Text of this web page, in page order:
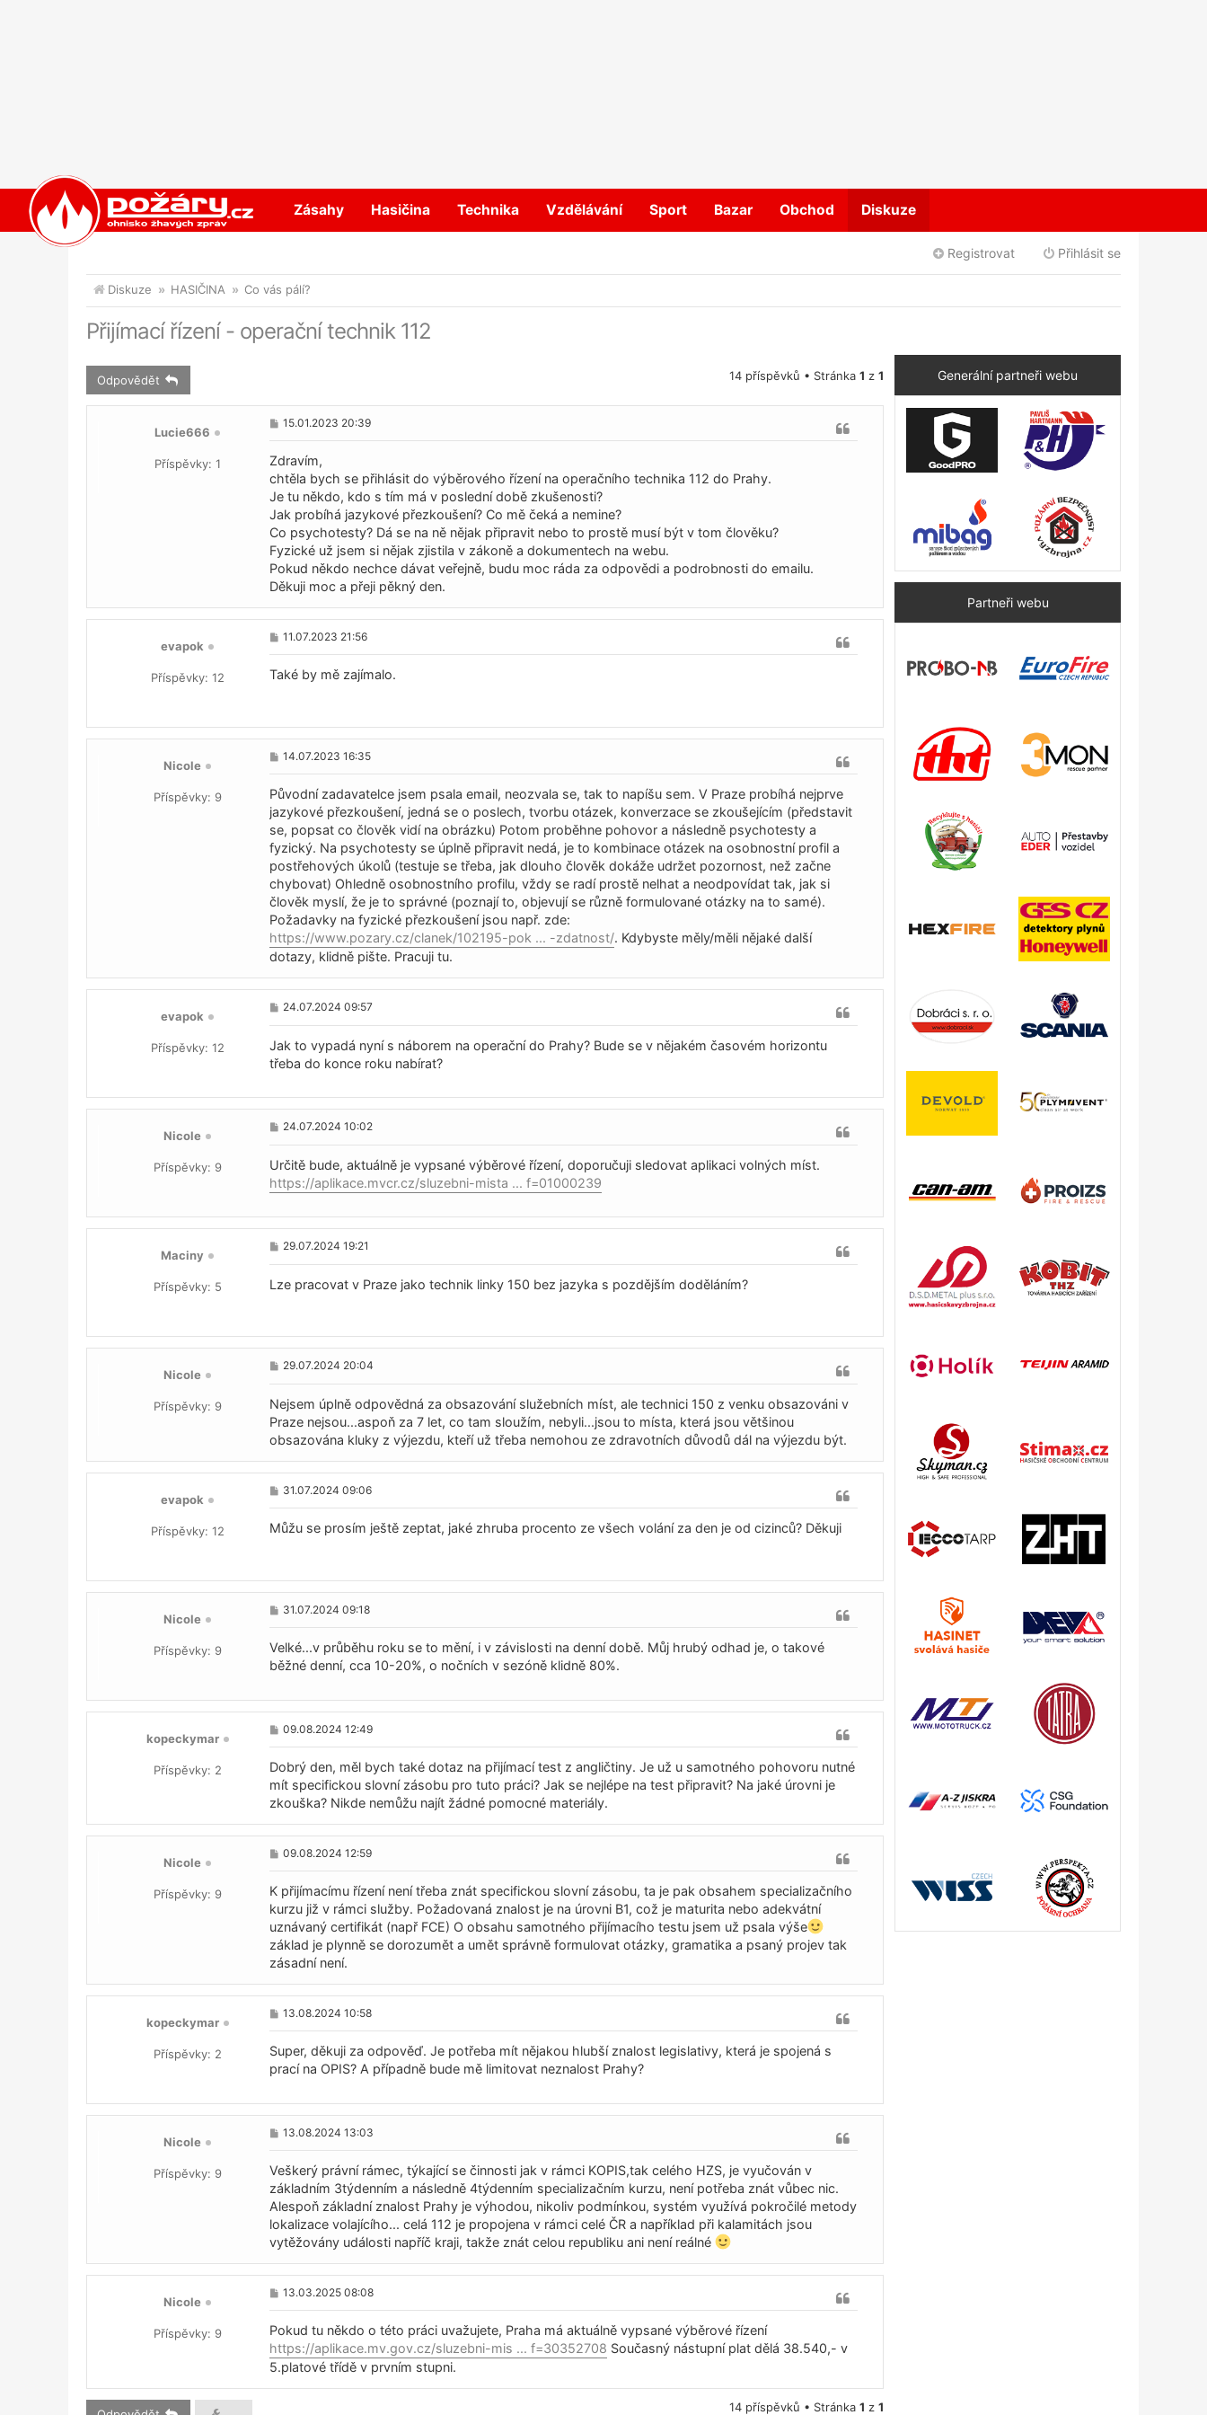
POŽÁRY.cz Zásahy Hasičina Technika Vzdělávání Sport Bazar Obchod Diskuze
Přihlásit se
Registrovat
Diskuze HASIČINA Co vás pálí?
Přijímací řízení - operační technik 112
Odpovědět 14 příspěvků • Stránka 1 z 1
Lucie666
Příspěvky: 1
P
s
p
ě
v
e
k
15.01.2023 20:39
Zdravím,
chtěla bych se přihlásit do výběrového řízení na operačního technika 112 do Prahy.
Je tu někdo, kdo s tím má v poslední době zkušenosti?
Jak probíhá jazykové přezkoušení? Co mě čeká a nemine?
Co psychotesty? Dá se na ně nějak připravit nebo to prostě musí být v tom člověku?
Fyzické už jsem si nějak zjistila v zákoně a dokumentech na webu.
Pokud někdo nechce dávat veřejně, budu moc ráda za odpovědi a podrobnosti do emailu.
Děkuji moc a přeji pěkný den.
evapok
Příspěvky: 12
P
s
e
k
11.07.2023 21:56
Také by mě zajímalo.
Nicole
Příspěvky: 9
P
s
ě
v
e
k
14.07.2023 16:35
Původní zadavatelce jsem psala email, neozvala se, tak to napíšu sem. V Praze probíhá nejprve
jazykové přezkoušení, jedná se o poslech, tvorbu otázek, konverzace se zkoušejícím (představit
se, popsat co člověk vidí na obrázku) Potom proběhne pohovor a následně psychotesty a
fyzický. Na psychotesty se úplně připravit nedá, je to kombinace otázek na osobnostní profil a
postřehových úkolů (testuje se třeba, jak dlouho člověk dokáže udržet pozornost, než začne
chybovat) Ohledně osobnostního profilu, vždy se radí prostě nelhat a neodpovídat tak, jak si
člověk myslí, že je to správné (poznají to, objevují se různě formulované otázky na to samé).
Požadavky na fyzické přezkoušení jsou např. zde:
https://www.pozary.cz/clanek/102195-pok ... -zdatnost/. Kdybyste měly/měli nějaké další
dotazy, klidně pište. Pracuji tu.
evapok
Příspěvky: 12
P
s
ě
e
k
24.07.2024 09:57
Jak to vypadá nyní s náborem na operační do Prahy? Bude se v nějakém časovém horizontu
třeba do konce roku nabírat?
Nicole
Příspěvky: 9
P
s
p
ě
e
k
24.07.2024 10:02
Určitě bude, aktuálně je vypsané výběrové řízení, doporučuji sledovat aplikaci volných míst.
https://aplikace.mvcr.cz/sluzebni-mista ... f=01000239
Maciny
Příspěvky: 5
P
s
e
k
29.07.2024 19:21
Lze pracovat v Praze jako technik linky 150 bez jazyka s pozdějším doděláním?
Nicole
Příspěvky: 9
P
s
p
ě
v
k
29.07.2024 20:04
Nejsem úplně odpovědná za obsazování služebních míst, ale technici 150 z venku obsazováni v
Praze nejsou...aspoň za 7 let, co tam sloužím, nebyli...jsou to místa, která jsou většinou
obsazována kluky z výjezdu, kteří už třeba nemohou ze zdravotních důvodů dál na výjezdu být.
evapok
Příspěvky: 12
P
s
k
31.07.2024 09:06
Můžu se prosím ještě zeptat, jaké zhruba procento ze všech volání za den je od cizinců? Děkuji
Nicole
Příspěvky: 9
P
s
p
ě
k
31.07.2024 09:18
Velké...v průběhu roku se to mění, i v závislosti na denní době. Můj hrubý odhad je, o takové
běžné denní, cca 10-20%, o nočních v sezóně klidně 80%.
kopeckymar
Příspěvky: 2
P
s
p
ě
v
k
09.08.2024 12:49
Dobrý den, měl bych také dotaz na přijímací test z angličtiny. Je už u samotného pohovoru nutné
mít specifickou slovní zásobu pro tuto práci? Jak se nejlépe na test připravit? Na jaké úrovni je
zkouška? Nikde nemůžu najít žádné pomocné materiály.
Nicole
Příspěvky: 9
P
s
p
ě
v
e
k
09.08.2024 12:59
K přijímacímu řízení není třeba znát specifickou slovní zásobu, ta je pak obsahem specializačního
kurzu již v rámci služby. Požadovaná znalost je na úrovni B1, což je maturita nebo adekvátní
uznávaný certifikát (např FCE) O obsahu samotného přijímacího testu jsem už psala výše
základ je plynně se dorozumět a umět správně formulovat otázky, gramatika a psaný projev tak
zásadní není.
kopeckymar
Příspěvky: 2
P
s
p
ě
k
13.08.2024 10:58
Super, děkuji za odpověď. Je potřeba mít nějakou hlubší znalost legislativy, která je spojená s
prací na OPIS? A případně bude mě limitovat neznalost Prahy?
Nicole
Příspěvky: 9
P
s
p
ě
v
e
k
13.08.2024 13:03
Veškerý právní rámec, týkající se činnosti jak v rámci KOPIS,tak celého HZS, je vyučován v
základním 3týdenním a následně 4týdenním specializačním kurzu, není potřeba znát vůbec nic.
Alespoň základní znalost Prahy je výhodou, nikoliv podmínkou, systém využívá pokročilé metody
lokalizace volajícího... celá 112 je propojena v rámci celé ČR a například při kalamitách jsou
vytěžovány události napříč kraji, takže znát celou republiku ani není reálné
Nicole
Příspěvky: 9
P
s
p
ě
v
k
13.03.2025 08:08
Pokud tu někdo o této práci uvažujete, Praha má aktuálně vypsané výběrové řízení
https://aplikace.mv.gov.cz/sluzebni-mis ... f=30352708 Současný nástupní plat dělá 38.540,- v
5.platové třídě v prvním stupni.
14 příspěvků • Stránka 1 z 1
Generální partneři webu
Partneři webu